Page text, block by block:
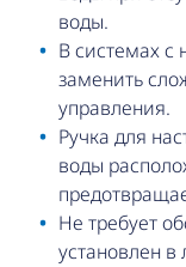
воды.
В системах
заменить
управления.
Ручка для
воды
Не требует
установлен